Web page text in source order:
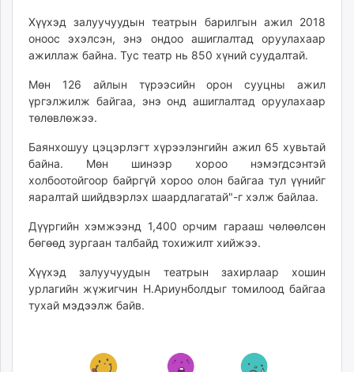
tumen.mn
shuum.mn
tvmongolia.mn
mass.mn
assa.mn
toim.mn
unread.today
Хүүхэд залуучуудын театрын барилгын ажил 2018
оноос эхэлсэн, энэ ондоо ашиглалтад оруулахаар
ажиллаж байна. Тус театр нь 850 хүний суудалтай.
Мөн 126 айлын түрээсийн орон сууцны ажил
үргэлжилж байгаа, энэ онд ашиглалтад оруулахаар
төлөвлөжээ.
Баянхошуу цэцэрлэгт хүрээлэнгийн ажил 65 хувьтай
байна. Мөн шинээр хороо нэмэгдсэнтэй
холбоотойгоор байргүй хороо олон байгаа тул үүнийг
яаралтай шийдвэрлэх шаардлагатай"-г хэлж байлаа.
Дүүргийн хэмжээнд 1,400 орчим гарааш чөлөөлсөн
бөгөөд зургаан талбайд тохижилт хийжээ.
Хүүхэд залуучуудын театрын захирлаар хошин
урлагийн жүжигчин Н.Ариунболдыг томилоод байгаа
тухай мэдээлж байв.